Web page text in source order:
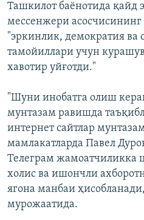
Ташкилот баёнотида қайд
мессенжери
"эркинлик, демократия ва
тамойиллари учун
хавотир уйғотди."
"Шуни инобатга олиш
мунтазам равишда
интернет сайтлар
мамлакатларда Павел
Телеграм жамоатчиликка
холис ва ишончли
ягона манбаи
мурожаатида.